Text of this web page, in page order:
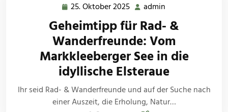
25. Oktober 2025 25.
Oktober
2025
admin
Geheimtipp für Rad- &
Wanderfreunde: Vom
Markkleeberger See in die
idyllische Elsteraue
Ihr seid Rad- & Wanderfreunde und auf der Suche nach
einer Auszeit, die Erholung, Natur…